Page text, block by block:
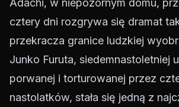
Adachi, w niepozornym domu,
cztery dni rozgrywa się dramat
przekracza granice ludzkiej
Junko Furuta, siedemnastoletniej
porwanej i torturowanej przez
nastolatków, stała się jedną z